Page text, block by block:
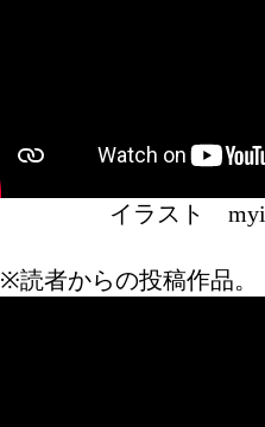
イラスト
※読者からの投稿作品